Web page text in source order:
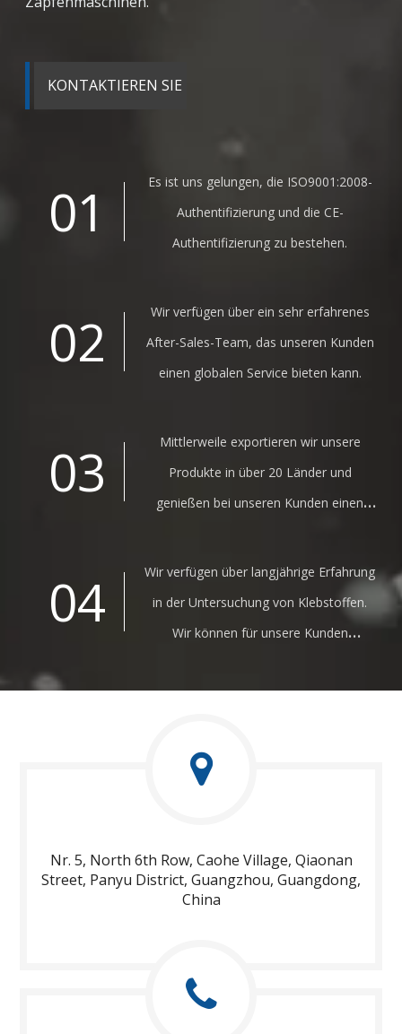
KONTAKTIEREN SIE
01
Es ist uns gelungen, die ISO9001:2008-
Authentifizierung und die CE-
Authentifizierung zu bestehen.
02
Wir verfügen über ein sehr erfahrenes
After-Sales-Team, das unseren Kunden
einen globalen Service bieten kann.
03
Mittlerweile exportieren wir unsere
Produkte in über 20 Länder und
genießen bei unseren Kunden einen
04
Wir verfügen über langjährige Erfahrung
in der Untersuchung von Klebstoffen.
Wir können für unsere Kunden
Nr. 5, North 6th Row, Caohe Village, Qiaonan
Street, Panyu District, Guangzhou, Guangdong,
China